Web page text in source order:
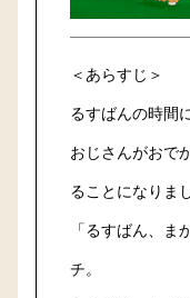
＜あらすじ＞
るすばんの時間
おじさんがおで
ることになりま
「るすばん、ま
チ。